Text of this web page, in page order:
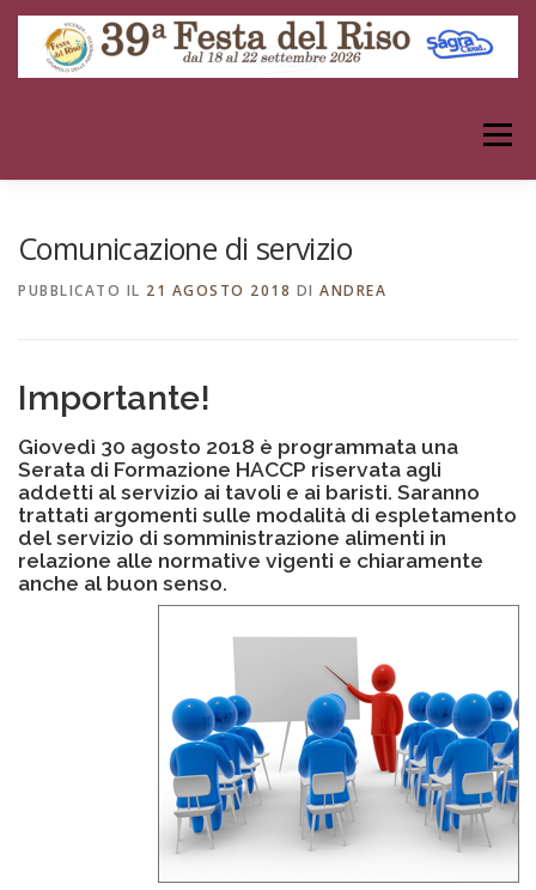
contenuto
Menu
INFORMAZIONI
Comunicazione di servizio
PUBBLICATO IL 21 AGOSTO 2018 DI ANDREA
Importante!
Giovedì 30 agosto 2018 è programmata una
Serata di Formazione HACCP riservata agli
addetti al servizio ai tavoli e ai baristi. Saranno
trattati argomenti sulle modalità di espletamento
del servizio di somministrazione alimenti in
relazione alle normative vigenti e chiaramente
anche al buon senso.